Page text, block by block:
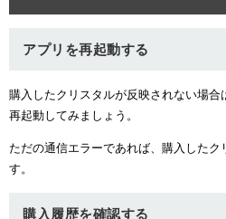
アプリを再起動する
購入したクリスタルが反映されない場合
再起動してみましょう。
ただの通信エラーであれば、購入した
す。
購入履歴を確認する